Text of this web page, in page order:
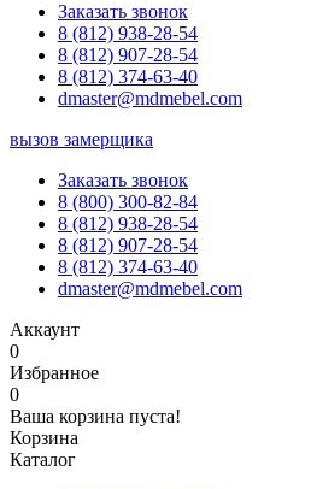
Заказать звонок
8 (812) 938-28-54
8 (812) 907-28-54
8 (812) 374-63-40
dmaster@mdmebel.com
вызов замерщика
Заказать звонок
8 (800) 300-82-84
8 (812) 938-28-54
8 (812) 907-28-54
8 (812) 374-63-40
dmaster@mdmebel.com
Аккаунт
0
Избранное
0
Ваша корзина пуста!
Корзина
Каталог